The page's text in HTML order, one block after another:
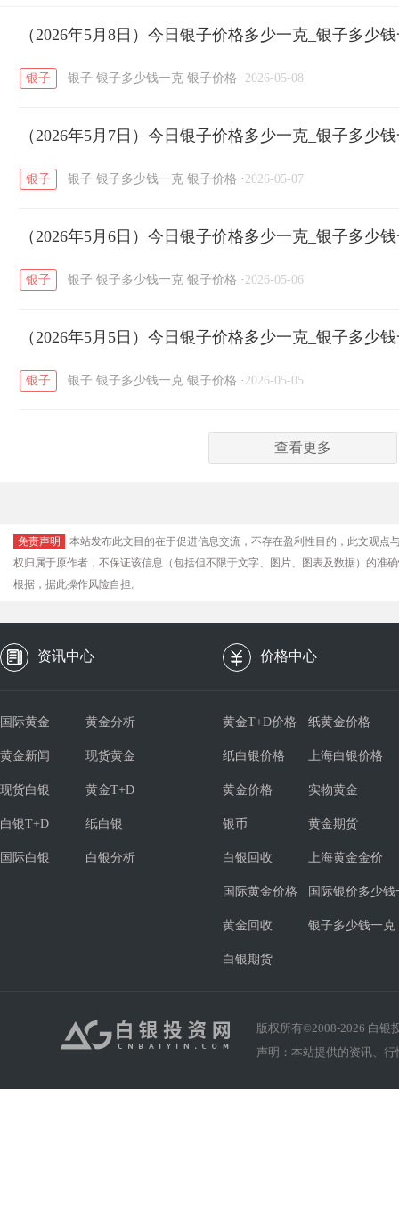
开国纪念币 大清银币 / 长城币 / 老
菜百 周生生 周大生
六福 / 金至尊 / 潮宏基 / 亚一金店
（2026年5月8日）今日银子价格多少一克_银子多少
银子 银子 银子多少钱一克 银子价格 · 2026-05-08
（2026年5月7日）今日银子价格多少一克_银子多少
银子 银子 银子多少钱一克 银子价格 · 2026-05-07
（2026年5月6日）今日银子价格多少一克_银子多少
银子 银子 银子多少钱一克 银子价格 · 2026-05-06
（2026年5月5日）今日银子价格多少一克_银子多少
银子 银子 银子多少钱一克 银子价格 · 2026-05-05
查看更多
免责声明
本站发布此文目的在于促进信息交流，不存在盈利性目的，此文观
权归属于原作者，不保证该信息（包括但不限于文字、图片、图表及数据）的准
根据，据此操作风险自担。
资讯中心 价格中心
国际黄金 黄金分析
黄金新闻 现货黄金
现货白银 黄金T+D
白银T+D 纸白银
国际白银 白银分析
黄金T+D价格 纸黄金价格
纸白银价格 上海白银价格
黄金价格 实物黄金
银币 黄金期货
白银回收 上海黄金金价
国际黄金价格 国际银价多少钱
黄金回收 银子多少钱一克
白银期货
版权所有©2008-2026 白银
声明：本站提供的资讯、